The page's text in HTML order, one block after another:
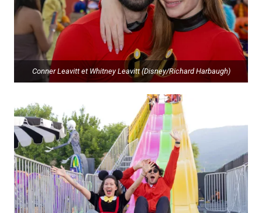
Conner Leavitt et Whitney Leavitt (Disney/Richard Harbaugh)